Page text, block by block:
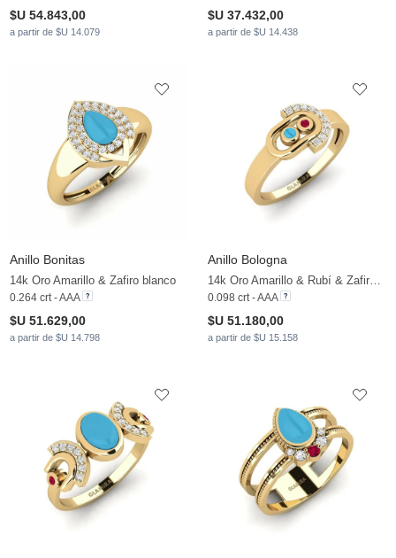
$U 54.843,00
a partir de $U 14.079
$U 37.432,00
a partir de $U 14.438
Anillo Bonitas
14k Oro Amarillo & Zafiro blanco
0.264 crt - AAA
$U 51.629,00
a partir de $U 14.798
Anillo Bologna
14k Oro Amarillo & Rubí & Zafiro blanco
0.098 crt - AAA
$U 51.180,00
a partir de $U 15.158